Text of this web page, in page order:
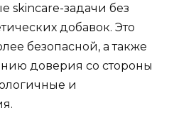
skincare-задачи без
добавок. Это
безопасной, а также
доверия со стороны
и